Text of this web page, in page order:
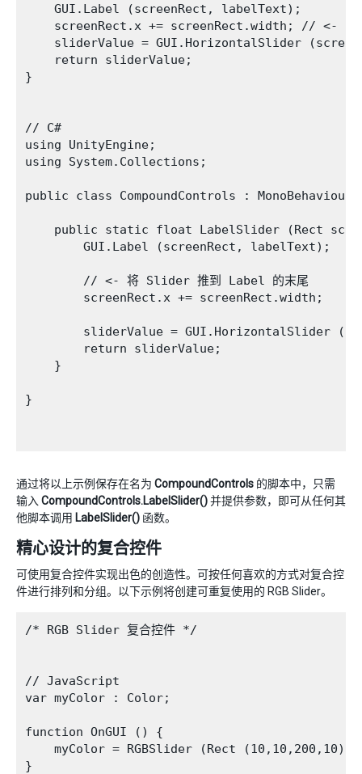
    GUI.Label (screenRect, labelText);
screenRect.x += screenRect.width; // <- 将
sliderValue = GUI.HorizontalSlider
    return sliderValue;
}
// C#
using UnityEngine;
using System.Collections;
public class CompoundControls :
public static float LabelSlider (Rect
        GUI.Label (screenRect, labelText);
        // <- 将 Slider 推到 Label 的末尾
        screenRect.x += screenRect.width;
sliderValue = GUI.HorizontalSlider
        return sliderValue;
    }
}
通过将以上示例保存在名为 CompoundControls 的脚本中，只需
输入 CompoundControls.LabelSlider()并提供参数，即可从任何其
他脚本调用 LabelSlider() 函数。
精心设计的复合控件
可使用复合控件实现出色的创造性。可按任何喜欢的方式对复合控
件进行排列和分组。以下示例将创建可重复使用的 RGB Slider。
/* RGB Slider 复合控件 */
// JavaScript
var myColor : Color;
function OnGUI () {
myColor = RGBSlider (Rect (10,10,200,10),
}